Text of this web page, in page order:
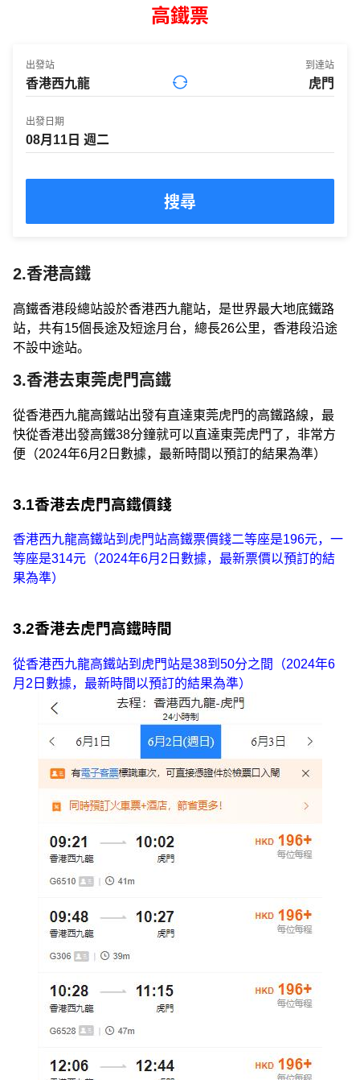
高鐵票
出發站 到達站
出發日期
搜尋
2.香港高鐵
高鐵香港段總站設於香港西九龍站，是世界最大地底鐵路
站，共有15個長途及短途月台，總長26公里，香港段沿途
不設中途站。
3.香港去東莞虎門高鐵
從香港西九龍高鐵站出發有直達東莞虎門的高鐵路線，最
快從香港出發高鐵38分鐘就可以直達東莞虎門了，非常方
便（2024年6月2日數據，最新時間以預訂的結果為準）
3.1香港去虎門高鐵價錢
香港西九龍高鐵站到虎門站高鐵票價錢二等座是196元，一
等座是314元（2024年6月2日數據，最新票價以預訂的結
果為準）
3.2香港去虎門高鐵時間
從香港西九龍高鐵站到虎門站是38到50分之間（2024年6
月2日數據，最新時間以預訂的結果為準）